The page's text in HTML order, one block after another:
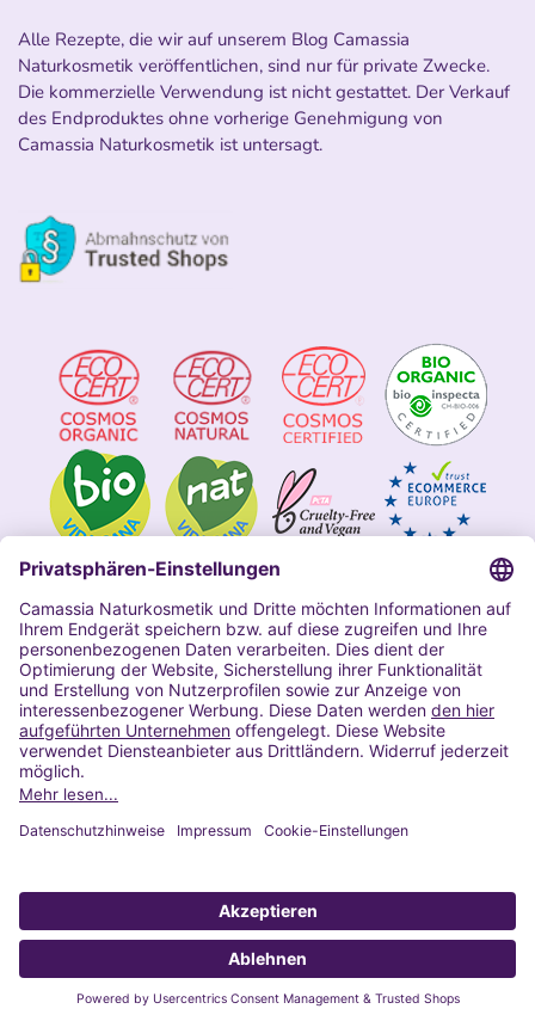
Alle Rezepte, die wir auf unserem Blog Camassia
Naturkosmetik veröffentlichen, sind nur für private Zwecke.
Die kommerzielle Verwendung ist nicht gestattet. Der Verkauf
des Endproduktes ohne vorherige Genehmigung von
Camassia Naturkosmetik ist untersagt.
Impressum
Allgemeine Geschäftsbedingungen
Datenschutzerklärung Camassia
Widerrufsbelehrung
Copyright 2020 | Alle Rechte vorbehalten
© 2022 Powered by Presta Shop™. All Rights Reserved